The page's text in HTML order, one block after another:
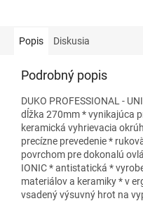
Popis Diskusia
Podrobný popis
DUKO PROFESSIONAL -
dĺžka 270mm * vynikajúca
keramická vyhrievacia
precízne prevedenie *
povrchom pre dokonalú
IONIC * antistatická *
materiálov a keramiky * v
vsadený výsuvný hrot na